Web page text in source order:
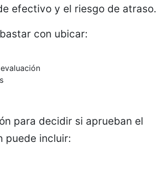
efectivo y el riesgo de atraso.
con ubicar:
para decidir si aprueban el
puede incluir: